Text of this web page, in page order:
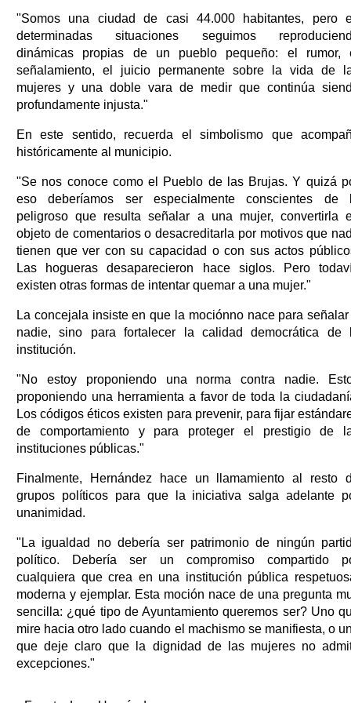
"Somos una ciudad de casi 44.000 habitantes, pero
determinadas situaciones seguimos
dinámicas propias de un pueblo pequeño: el rumor,
señalamiento, el juicio permanente sobre la vida de
mujeres y una doble vara de medir que continúa
profundamente injusta."
En este sentido, recuerda el simbolismo que
históricamente al municipio.
"Se nos conoce como el Pueblo de las Brujas. Y quizá
eso deberíamos ser especialmente conscientes de
peligroso que resulta señalar a una mujer, convertirla
objeto de comentarios o desacreditarla por motivos que
tienen que ver con su capacidad o con sus actos
Las hogueras desaparecieron hace siglos. Pero
existen otras formas de intentar quemar a una mujer."
La concejala insiste en que la mociónno nace para
nadie, sino para fortalecer la calidad democrática de
institución.
"No estoy proponiendo una norma contra nadie.
proponiendo una herramienta a favor de toda la
Los códigos éticos existen para prevenir, para fijar
de comportamiento y para proteger el prestigio de
instituciones públicas."
Finalmente, Hernández hace un llamamiento al resto
grupos políticos para que la iniciativa salga adelante
unanimidad.
"La igualdad no debería ser patrimonio de ningún
político. Debería ser un compromiso compartido
cualquiera que crea en una institución pública
moderna y ejemplar. Esta moción nace de una pregunta
sencilla: ¿qué tipo de Ayuntamiento queremos ser? Uno
mire hacia otro lado cuando el machismo se manifiesta, o
que deje claro que la dignidad de las mujeres no
excepciones."